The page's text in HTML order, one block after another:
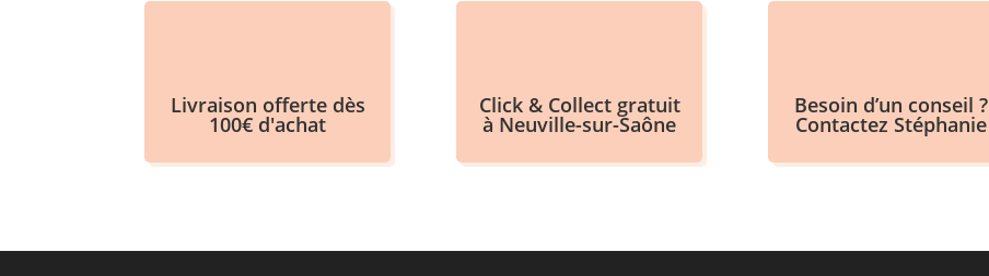
Livraison offerte dès
100€ d'achat
Click & Collect gratuit
à Neuville-sur-Saône
Besoin d’un conseil ?
Contactez Stéphanie